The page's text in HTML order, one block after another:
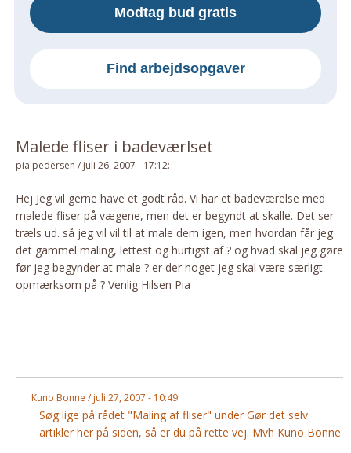
Reparationer
Om Materialer
HANDYMAN
Tips Og Tricks
Kemi
Andet
Båd
GARTNER
Beplantning
Andet
RENGØRING
Rengøring Af Overflader
Modtag bud gratis
Find arbejdsopgaver
Malede fliser i badeværlset
pia pedersen / juli 26, 2007 - 17:12:
Hej Jeg vil gerne have et godt råd. Vi har et badeværelse med
malede fliser på vægene, men det er begyndt at skalle. Det ser
træls ud. så jeg vil vil til at male dem igen, men hvordan får jeg
det gammel maling, lettest og hurtigst af ? og hvad skal jeg gøre
før jeg begynder at male ? er der noget jeg skal være særligt
opmærksom på ? Venlig Hilsen Pia
Kuno Bonne / juli 27, 2007 - 10:49:
Søg lige på rådet "Maling af fliser" under Gør det selv
artikler her på siden, så er du på rette vej. Mvh Kuno Bonne